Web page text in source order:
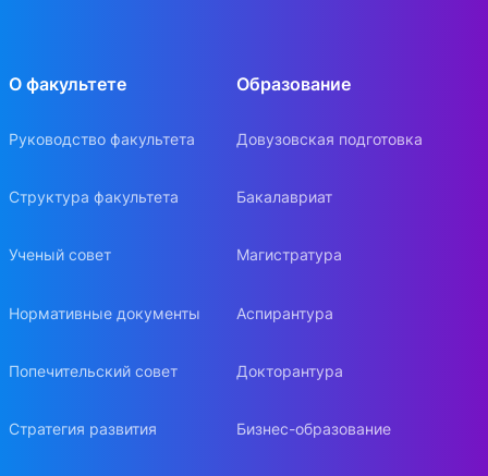
О факультете
Руководство факультета
Структура факультета
Ученый совет
Нормативные документы
Попечительский совет
Стратегия развития
Образование
Довузовская подготовка
Бакалавриат
Магистратура
Аспирантура
Докторантура
Бизнес-образование